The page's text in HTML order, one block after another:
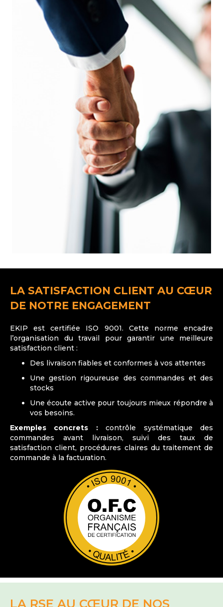
LA SATISFACTION CLIENT AU CŒUR
DE NOTRE ENGAGEMENT
EKIP est certifiée ISO 9001. Cette norme encadre
l’organisation du travail pour garantir une meilleure
satisfaction client :
Des livraison fiables et conformes à vos attentes
Une gestion rigoureuse des commandes et des
stocks
Une écoute active pour toujours mieux répondre à
vos besoins.
Exemples concrets :contrôle systématique des
commandes avant livraison, suivi des taux de
satisfaction client, procédures claires du traitement de
commande à la facturation.
LA RSE AU CŒUR DE NOS